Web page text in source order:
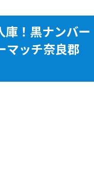
庫！黒ナンバー
マッチ奈良郡